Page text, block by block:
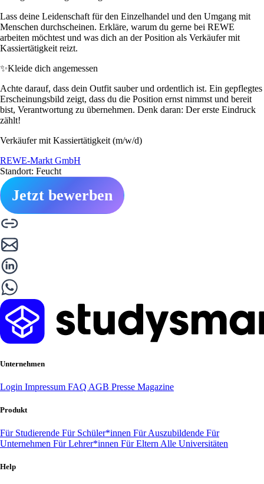
Lass deine Leidenschaft für den Einzelhandel und den Umgang mit
Menschen durchscheinen. Erkläre, warum du gerne bei REWE
arbeiten möchtest und was dich an der Position als Verkäufer mit
Kassiertätigkeit reizt.
✨Kleide dich angemessen
Achte darauf, dass dein Outfit sauber und ordentlich ist. Ein gepflegtes
Erscheinungsbild zeigt, dass du die Position ernst nimmst und bereit
bist, Verantwortung zu übernehmen. Denk daran: Der erste Eindruck
zählt!
Verkäufer mit Kassiertätigkeit (m/w/d)
REWE-Markt GmbH
Standort: Feucht
Jetzt bewerben
Unternehmen
Login Impressum FAQ AGB Presse Magazine
Produkt
Für Studierende Für Schüler*innen Für Auszubildende Für
Unternehmen Für Lehrer*innen Für Eltern Alle Universitäten
Help